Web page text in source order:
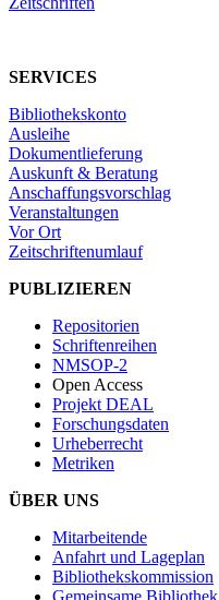
SERVICES
Bibliothekskonto
Ausleihe
Dokumentlieferung
Auskunft & Beratung
Anschaffungsvorschlag
Veranstaltungen
Vor Ort
Zeitschriftenumlauf
PUBLIZIEREN
Repositorien
Schriftenreihen
NMSOP-2
Open Access
Projekt DEAL
Forschungsdaten
Urheberrecht
Metriken
ÜBER UNS
Mitarbeitende
Anfahrt und Lageplan
Bibliothekskommission